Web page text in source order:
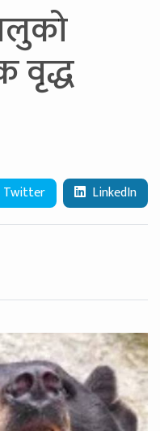
वृद्ध
Twitter LinkedIn